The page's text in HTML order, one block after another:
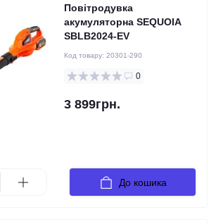
Повітродувка
акумуляторна SEQUOIA
SBLB2024-EV
Код товару: 20301-290
0
3 899грн.
До кошика